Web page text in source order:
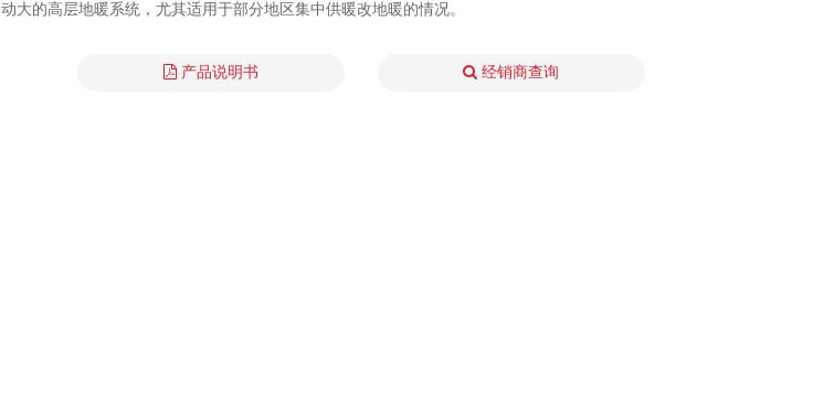
动大的高层地暖系统，尤其适用于部分地区集中供暖改地暖的情况。
产品说明书 经销商查询